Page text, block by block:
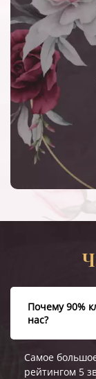
Почему 90%
нас?
Самое
рейтингом 5